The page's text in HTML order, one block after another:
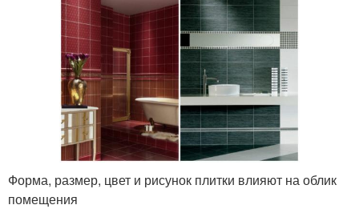
Форма, размер, цвет и рисунок плитки влияют на облик
помещения